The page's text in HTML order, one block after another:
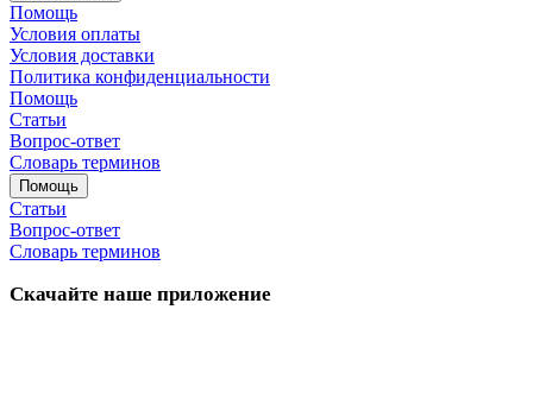
Помощь
Условия оплаты
Условия доставки
Политика конфиденциальности
Помощь
Статьи
Вопрос-ответ
Словарь терминов
Помощь
Статьи
Вопрос-ответ
Словарь терминов
Скачайте наше приложение